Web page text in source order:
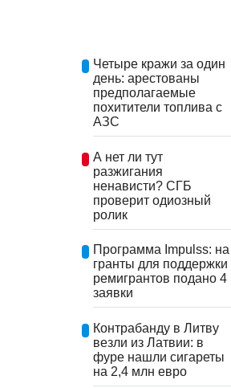
Четыре кражи за один
день: арестованы
предполагаемые
похитители топлива с
АЗС
А нет ли тут
разжигания
ненависти? СГБ
проверит одиозный
ролик
Программа Impulss: на
гранты для поддержки
ремигрантов подано 4
заявки
Контрабанду в Литву
везли из Латвии: в
фуре нашли сигареты
на 2,4 млн евро